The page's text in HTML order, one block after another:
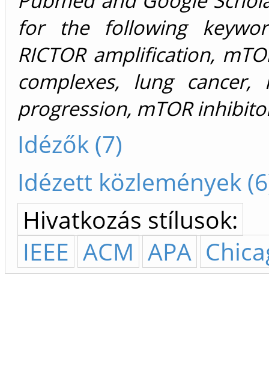
for the following
RICTOR amplification,
complexes, lung cancer,
progression, mTOR
Idézők (7)
Idézett közlemények
Hivatkozás stílusok:
IEEE ACM APA